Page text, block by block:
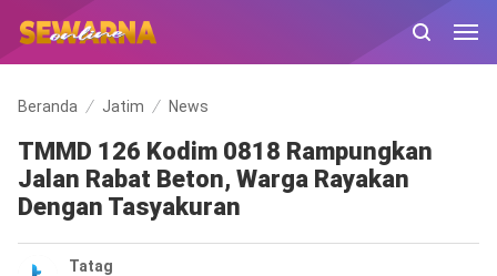
Beranda Jatim News
TMMD 126 Kodim 0818 Rampungkan
Jalan Rabat Beton, Warga Rayakan
Dengan Tasyakuran
Tatag